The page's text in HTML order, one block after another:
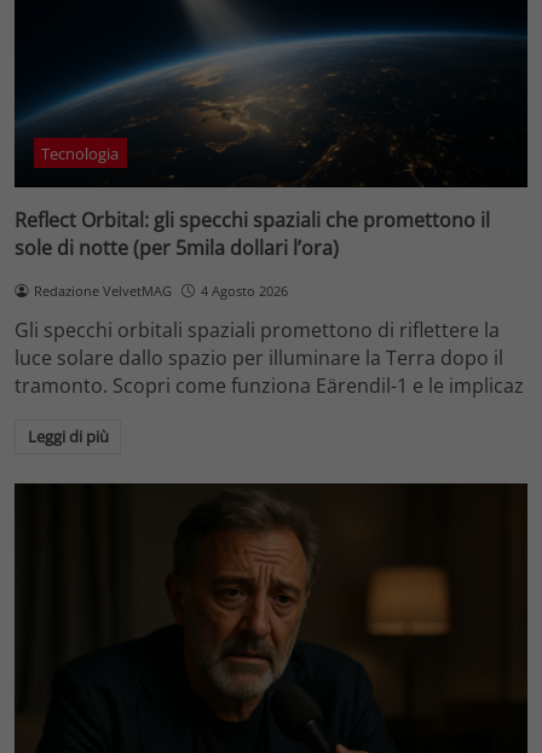
Tecnologia
Reflect Orbital: gli specchi spaziali che promettono il
sole di notte (per 5mila dollari l’ora)
Redazione VelvetMAG 4 Agosto 2026
Gli specchi orbitali spaziali promettono di riflettere la
luce solare dallo spazio per illuminare la Terra dopo il
tramonto. Scopri come funziona Eärendil-1 e le implicaz
Leggi di più